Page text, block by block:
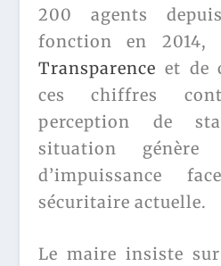
200 agents
fonction en 2014,
Transparence et de
ces chiffres
perception de
situation génère
d’impuissance
sécuritaire actuelle.
Le maire insiste